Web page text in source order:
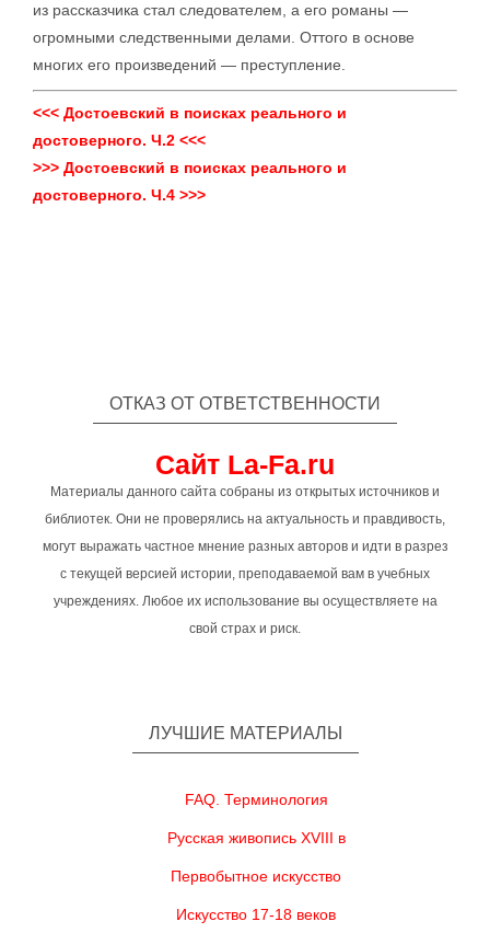
из рассказчика стал следователем, а его романы —
огромными следственными делами. Оттого в основе
многих его произведений — преступление.
<<< Достоевский в поисках реального и
достоверного. Ч.2 <<<
>>> Достоевский в поисках реального и
достоверного. Ч.4 >>>
ОТКАЗ ОТ ОТВЕТСТВЕННОСТИ
Сайт La-Fa.ru
Материалы данного сайта собраны из открытых источников и
библиотек. Они не проверялись на актуальность и правдивость,
могут выражать частное мнение разных авторов и идти в разрез
с текущей версией истории, преподаваемой вам в учебных
учреждениях. Любое их использование вы осуществляете на
свой страх и риск.
ЛУЧШИЕ МАТЕРИАЛЫ
FAQ. Терминология
Русская живопись XVIII в
Первобытное искусство
Искусство 17-18 веков